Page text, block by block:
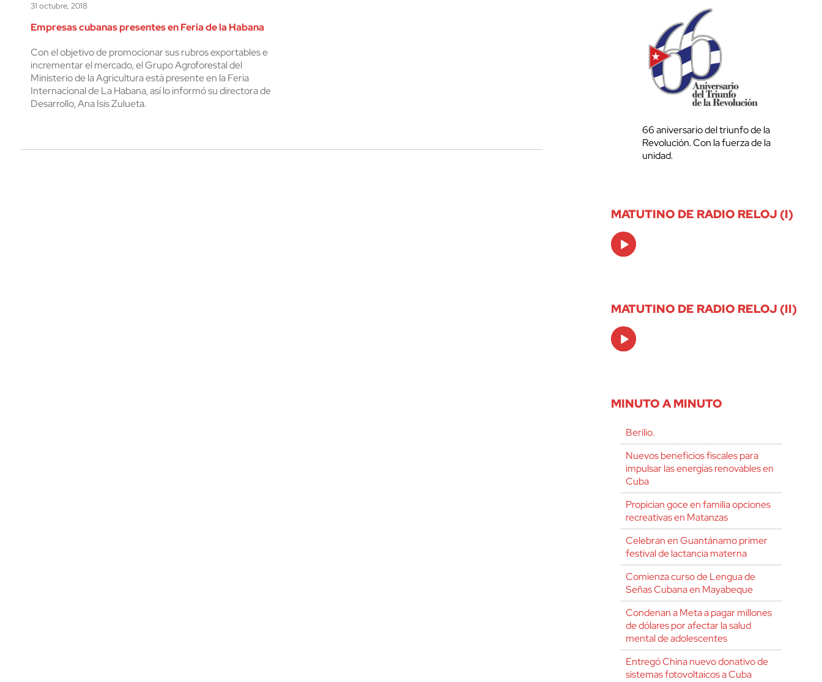
31 octubre, 2018
Empresas cubanas presentes en Feria de la Habana
Con el objetivo de promocionar sus rubros exportables e
incrementar el mercado, el Grupo Agroforestal del
Ministerio de la Agricultura está presente en la Feria
Internacional de La Habana, así lo informó su directora de
Desarrollo, Ana Isis Zulueta.
66 aniversario del triunfo de la
Revolución. Con la fuerza de la
unidad.
MATUTINO DE RADIO RELOJ (I)
Audio
Player
MATUTINO DE RADIO RELOJ (II)
Audio
Player
MINUTO A MINUTO
Berilio.
Nuevos beneficios fiscales para
impulsar las energías renovables en
Cuba
Propician goce en familia opciones
recreativas en Matanzas
Celebran en Guantánamo primer
festival de lactancia materna
Comienza curso de Lengua de
Señas Cubana en Mayabeque
Condenan a Meta a pagar millones
de dólares por afectar la salud
mental de adolescentes
Entregó China nuevo donativo de
sistemas fotovoltaicos a Cuba